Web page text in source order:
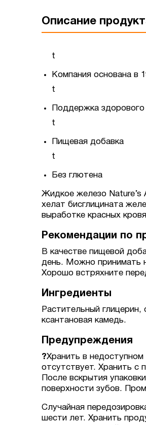
Описание
t
Компания основана в
t
Поддержка здорового
t
Пищевая добавка
t
Без глютена
Жидкое железо Nature’s
хелат бисглицината
выработке красных
Рекомендации по
В качестве пищевой
день. Можно принимать
Хорошо встряхните
Ингредиенты
Растительный
ксантановая камедь.
Предупреждения
?Хранить в
отсутствует. Хранить с
После вскрытия
поверхности зубов.
Случайная
шести лет. Хранить